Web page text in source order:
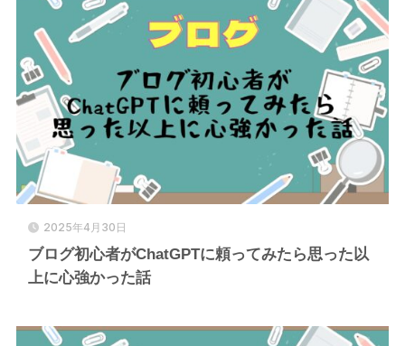
2025年4月30日
ブログ初心者がChatGPTに頼ってみたら思った以
上に心強かった話